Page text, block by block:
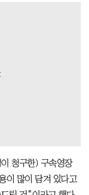
청구한) 구속영장
이 많이 담겨 있다고